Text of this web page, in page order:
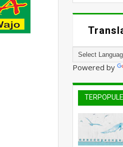
Powered by